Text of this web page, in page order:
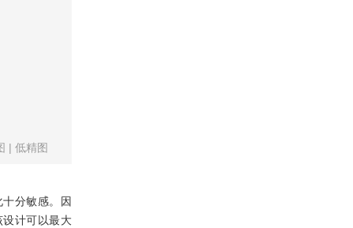
|低精图
分敏感。因
计可以最大